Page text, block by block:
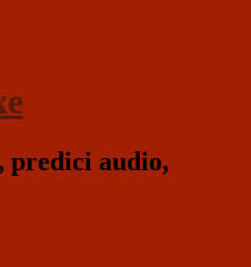
predici audio,